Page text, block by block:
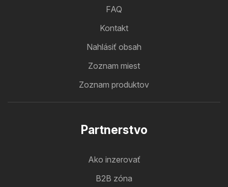
FAQ
Kontakt
Nahlásiť obsah
Zoznam miest
Zoznam produktov
Partnerstvo
Ako inzerovať
B2B zóna